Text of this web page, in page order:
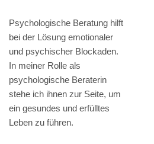
Psychologische Beratung hilft
bei der Lösung emotionaler
und psychischer Blockaden.
In meiner Rolle als
psychologische Beraterin
stehe ich ihnen zur Seite, um
ein gesundes und erfülltes
Leben zu führen.